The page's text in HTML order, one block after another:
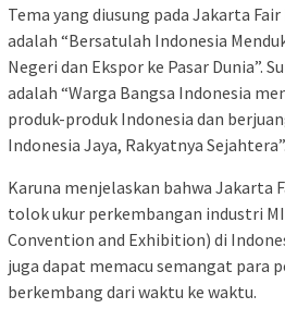
Tema yang diusung pada Jakarta
adalah “Bersatulah Indonesia
Negeri dan Ekspor ke Pasar Dunia”.
adalah “Warga Bangsa Indonesia
produk-produk Indonesia dan
Indonesia Jaya, Rakyatnya Sejahtera”.
Karuna menjelaskan bahwa Jakarta
tolok ukur perkembangan industri
Convention and Exhibition) di
juga dapat memacu semangat para
berkembang dari waktu ke waktu.